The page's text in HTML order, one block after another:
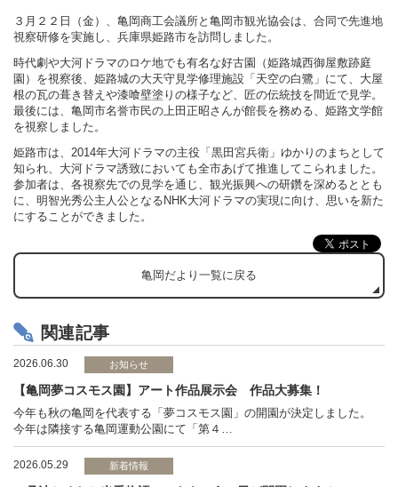
３月２２日（金）、亀岡商工会議所と亀岡市観光協会は、合同で先進地
視察研修を実施し、兵庫県姫路市を訪問しました。
時代劇や大河ドラマのロケ地でも有名な好古園（姫路城西御屋敷跡庭
園）を視察後、姫路城の大天守見学修理施設「天空の白鷺」にて、大屋
根の瓦の葺き替えや漆喰壁塗りの様子など、匠の伝統技を間近で見学。
最後には、亀岡市名誉市民の上田正昭さんが館長を務める、姫路文学館
を視察しました。
姫路市は、2014年大河ドラマの主役「黒田宮兵衛」ゆかりのまちとして
知られ、大河ドラマ誘致においても全市あげて推進してこられました。
参加者は、各視察先での見学を通じ、観光振興への研鑽を深めるととも
に、明智光秀公主人公となるNHK大河ドラマの実現に向け、思いを新た
にすることができました。
亀岡だより一覧に戻る
関連記事
2026.06.30 お知らせ
【亀岡夢コスモス園】アート作品展示会 作品大募集！
今年も秋の亀岡を代表する「夢コスモス園」の開園が決定しました。
今年は隣接する亀岡運動公園にて「第４…
2026.05.29 新着情報